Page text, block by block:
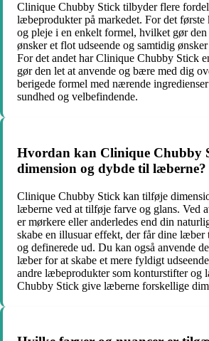
Clinique Chubby Stick tilbyder flere
læbeprodukter på markedet. For det første
og pleje i en enkelt formel, hvilket gør
ønsker et flot udseende og samtidig
For det andet har Clinique Chubby Stick
gør den let at anvende og bære med dig
berigede formel med nærende
sundhed og velbefindende.
Hvordan kan Clinique Chubby
dimension og dybde til læberne?
Clinique Chubby Stick kan tilføje
læberne ved at tilføje farve og glans. Ved
er mørkere eller anderledes end din
skabe en illusuar effekt, der får dine læber
og definerede ud. Du kan også anvende
læber for at skabe et mere fyldigt
andre læbeprodukter som konturstifter og
Chubby Stick give læberne forskellige